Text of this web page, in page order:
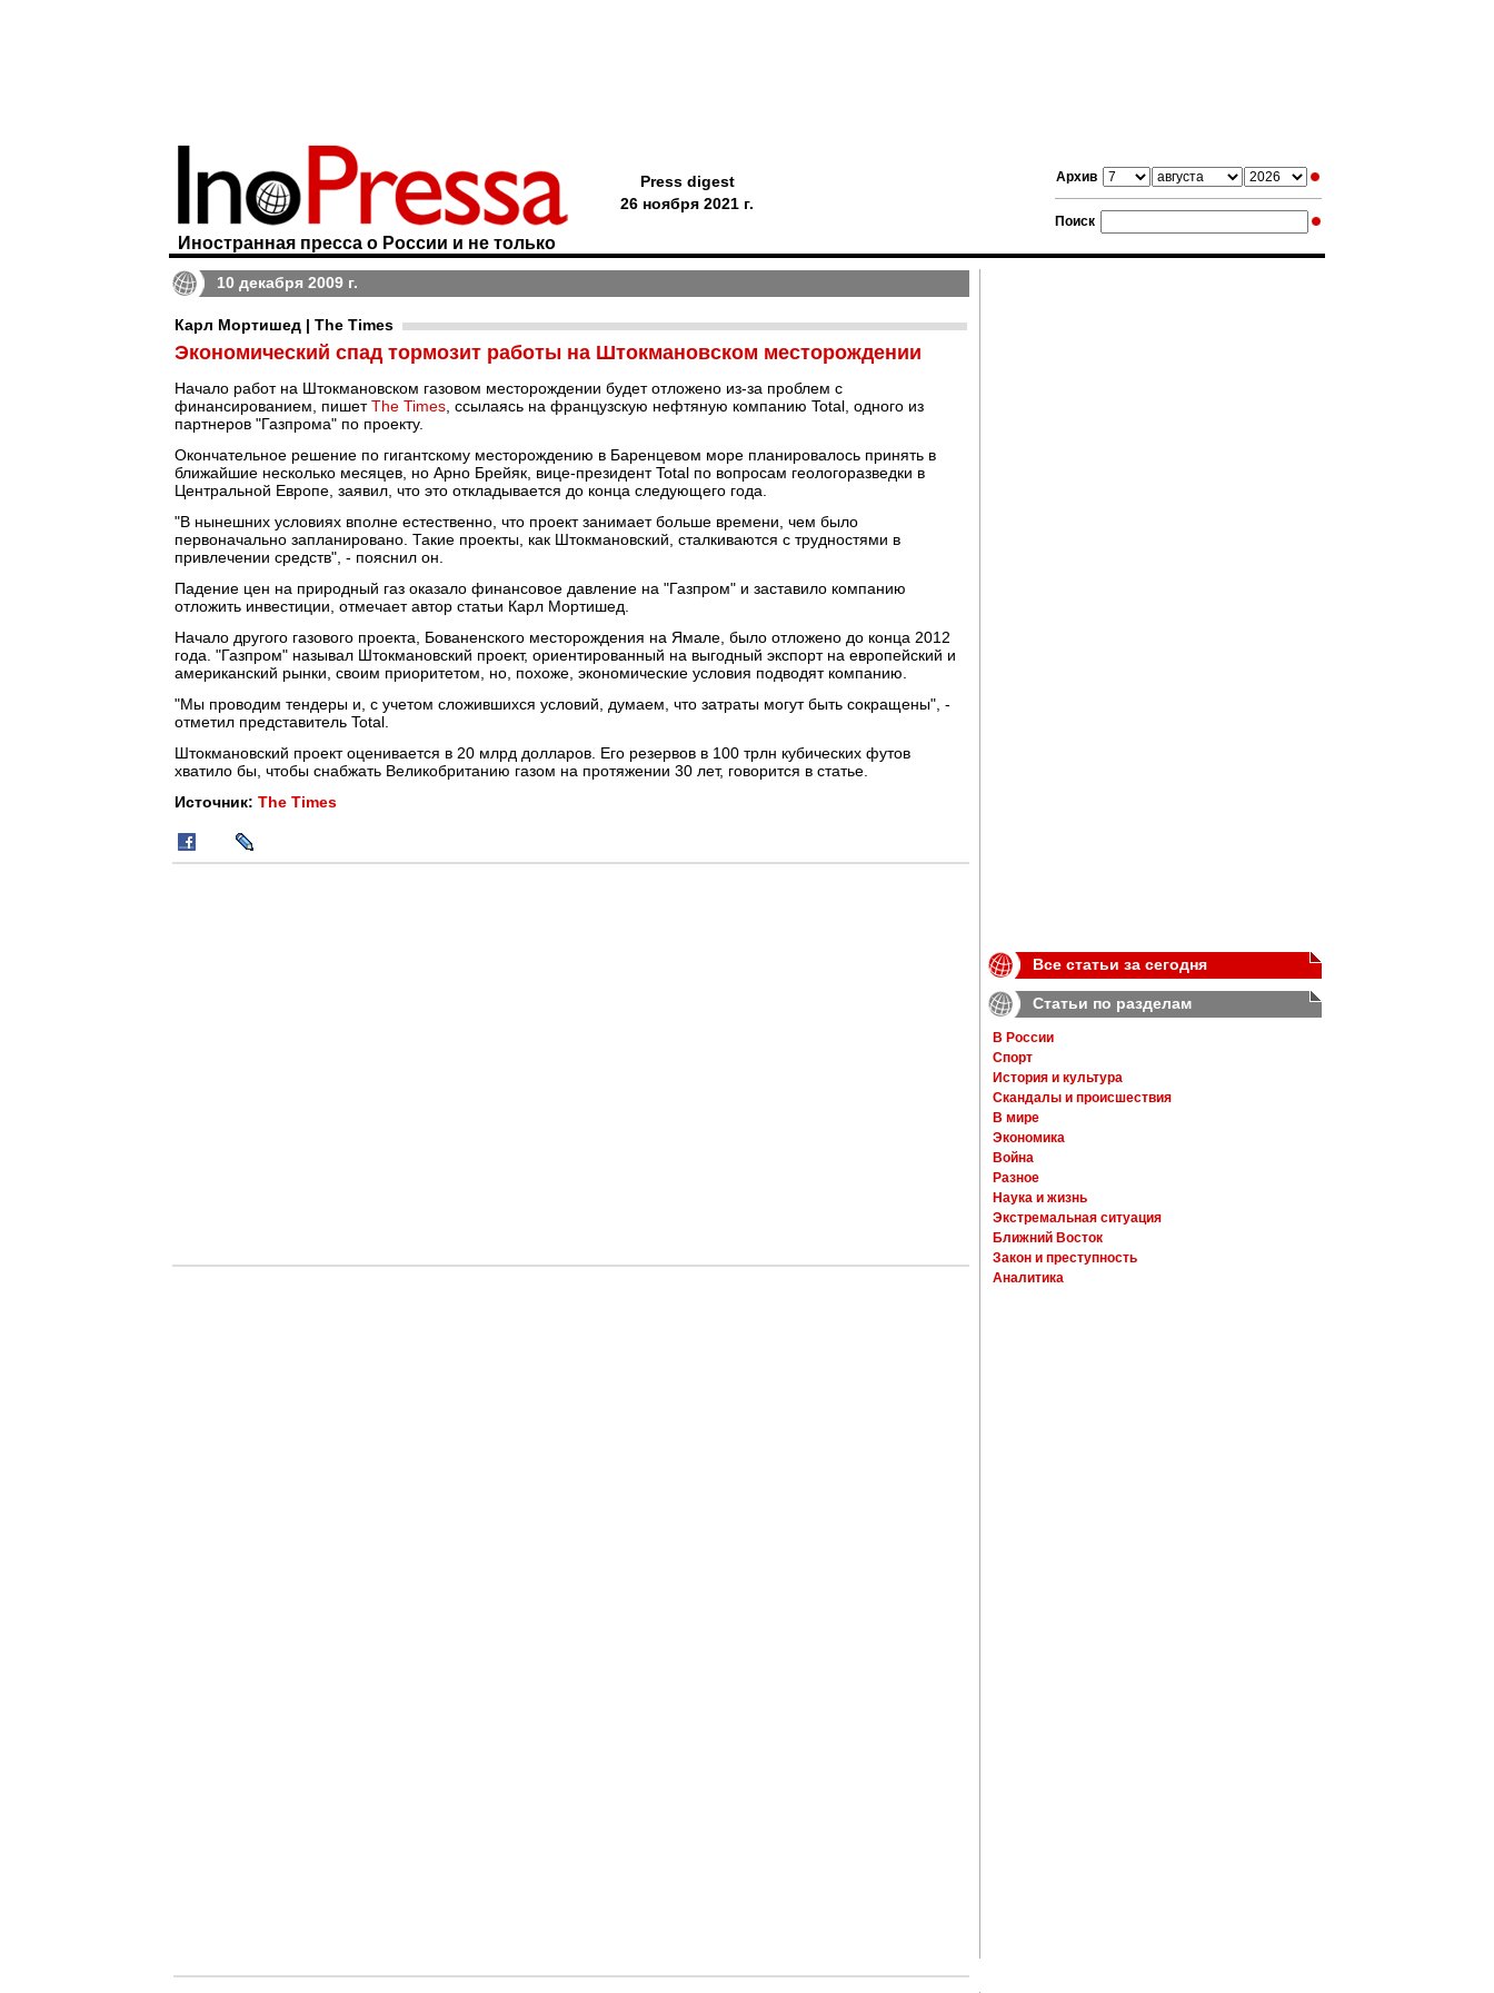
Архив
Поиск
Иностранная пресса о России и не только
Press digest
26 ноября 2021 г.
10 декабря 2009 г.
Карл Мортишед | The Times
Экономический спад тормозит работы на Штокмановском месторождении
Начало работ на Штокмановском газовом месторождении будет отложено из-за проблем с
финансированием, пишетThe Times , ссылаясь на французскую нефтяную компанию Total, одного из
партнеров "Газпрома" по проекту.
Окончательное решение по гигантскому месторождению в Баренцевом море планировалось принять в
ближайшие несколько месяцев, но Арно Брейяк, вице-президент Total по вопросам геологоразведки в
Центральной Европе, заявил, что это откладывается до конца следующего года.
"В нынешних условиях вполне естественно, что проект занимает больше времени, чем было
первоначально запланировано. Такие проекты, как Штокмановский, сталкиваются с трудностями в
привлечении средств", - пояснил он.
Падение цен на природный газ оказало финансовое давление на "Газпром" и заставило компанию
отложить инвестиции, отмечает автор статьи Карл Мортишед.
Начало другого газового проекта, Бованенского месторождения на Ямале, было отложено до конца 2012
года. "Газпром" называл Штокмановский проект, ориентированный на выгодный экспорт на европейский и
американский рынки, своим приоритетом, но, похоже, экономические условия подводят компанию.
"Мы проводим тендеры и, с учетом сложившихся условий, думаем, что затраты могут быть сокращены", -
отметил представитель Total.
Штокмановский проект оценивается в 20 млрд долларов. Его резервов в 100 трлн кубических футов
хватило бы, чтобы снабжать Великобританию газом на протяжении 30 лет, говорится в статье.
Источник: The Times
Все статьи за сегодня
Статьи по разделам
В России
Спорт
История и культура
Скандалы и происшествия
В мире
Экономика
Война
Разное
Наука и жизнь
Экстремальная ситуация
Ближний Восток
Закон и преступность
Аналитика